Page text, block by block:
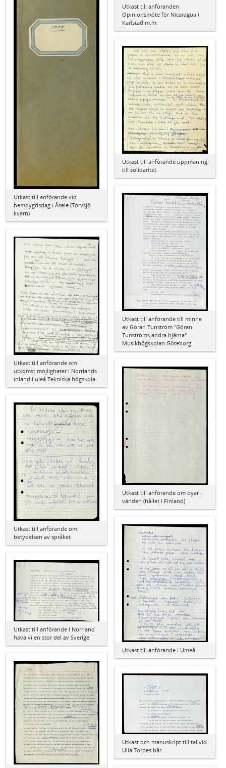
Utkast till anföranden
Opinionsmöte för Nicaragua i
Karlstad m.m.
Utkast till anförande vid
hembygdsdag i Åsele (Torvsjö
kvarn)
Utkast till anförande uppmaning
till solidaritet
Utkast till anförande till minne
av Göran Tunström "Göran
Tunströms andra hjärna"
Musikhögskolan Göteborg
Utkast till anförande om
utkomst möjligheter i Norrlands
inland Luleå Tekniska högskola
Utkast till anförande om byar i
världen (hållet i Finland)
Utkast till anförande om
betydelsen av språket
Utkast till anförande i Umeå
Utkast till anförande I Norrland
hava vi en stor del av Sverige
Utkast och manuskript till tal vid
Ulla Torpes bår